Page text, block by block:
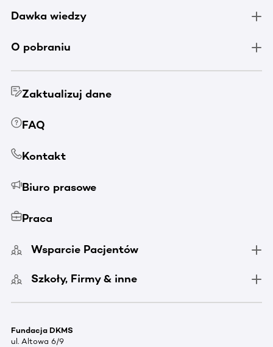
Dawka wiedzy
O pobraniu
Zaktualizuj dane
FAQ
Kontakt
Biuro prasowe
Praca
Wsparcie Pacjentów
Szkoły, Firmy & inne
Fundacja DKMS
ul. Altowa 6/9